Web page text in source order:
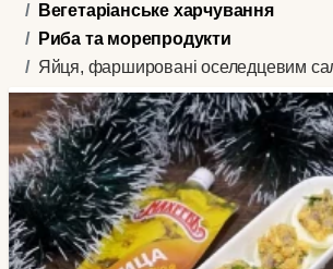
Вегетаріанське харчування
Риба та морепродукти
Яйця, фаршировані оселедцевим